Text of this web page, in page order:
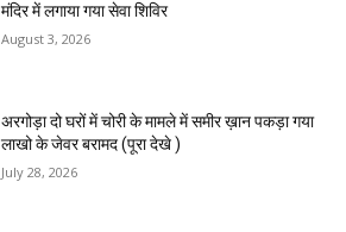
मंदिर में लगाया गया सेवा शिविर
August 3, 2026
अरगोड़ा दो घरों में चोरी के मामले में समीर ख़ान पकड़ा गया
लाखो के जेवर बरामद (पूरा देखे )
July 28, 2026